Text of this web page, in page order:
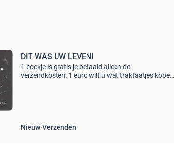
DIT WAS UW LEVEN!
1 boekje is gratis je betaald alleen de
verzendkosten: 1 euro wilt u wat traktaatjes kopen
Nieuw Verzenden